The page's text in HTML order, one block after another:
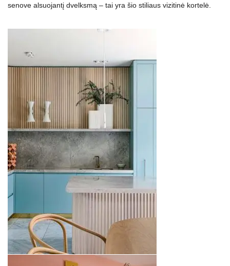
senove alsuojantį dvelksmą – tai yra šio stiliaus vizitinė kortelė.